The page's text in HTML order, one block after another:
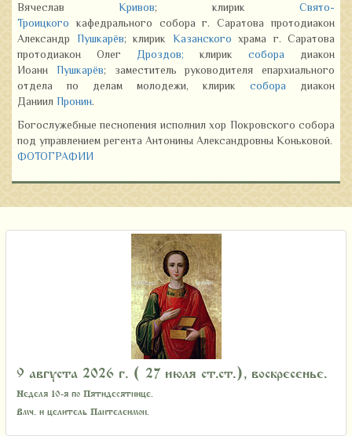
ВячеславКривов; клирикСвято-
Троицкогокафедрального собора г. Саратова протодиакон
Александр Пушкарёв; клирик Казанского храма г. Саратова
протодиакон Олег Дроздов; клирик собора диакон
Иоанн Пушкарёв; заместитель руководителя епархиального
отдела по делам молодежи, клирик собора диакон
Даниил Пронин.
Богослужебные песнопения исполнил хор Покровского собора
под управлением регента Антонины Александровны Коньковой.
ФОТОГРАФИИ
9 августа 2026 г. ( 27 июля ст.ст.), воскресенье.
Неделя 10-я по Пятидесятнице.
Вмч. и целитель Пантелеимон.